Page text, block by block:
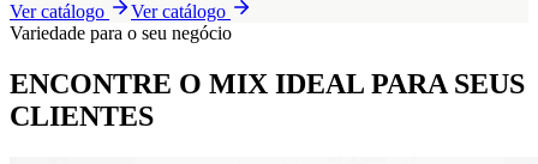
Ver catálogo
Ver catálogo
Variedade para o seu negócio
ENCONTRE O MIX IDEAL PARA SEUS
CLIENTES